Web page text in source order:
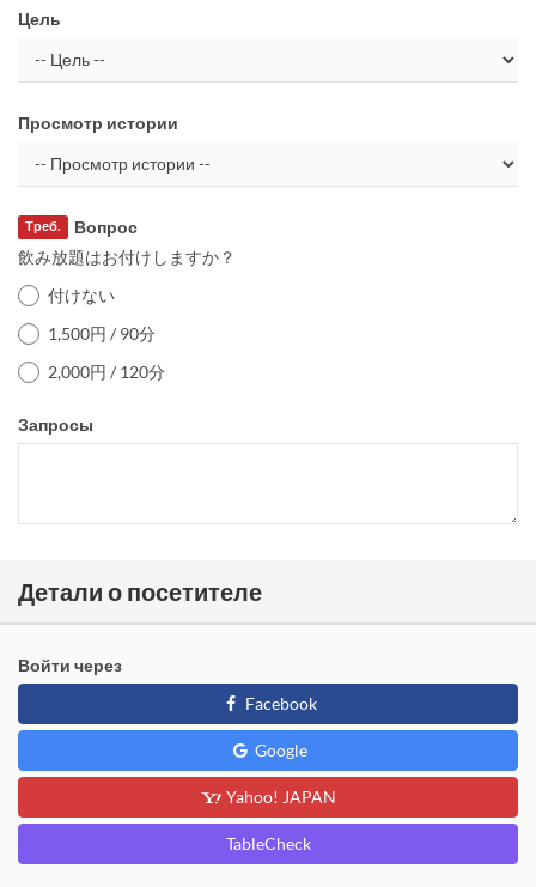
Цель
Просмотр истории
Вопрос
Треб.
飲み放題はお付けしますか？
付けない
1,500円 / 90分
2,000円 / 120分
Запросы
Детали о посетителе
Войти через
Facebook
Google
Yahoo! JAPAN
TableCheck